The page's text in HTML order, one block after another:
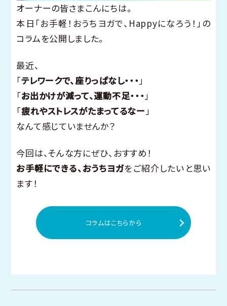
オーナーの皆さまこんにちは。
本日「お手軽！おうちヨガで、Happyになろう！」の
コラムを公開しました。
最近、
「テレワークで、座りっぱなし・・・」
「お出かけが減って、運動不足・・・」
「疲れやストレスがたまってるなー」
なんて感じていませんか？
今回は、そんな方にぜひ、おすすめ！
お手軽にできる、おうちヨガをご紹介したいと思い
ます！
コラムはこちらから